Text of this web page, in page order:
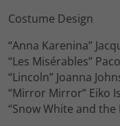
Costume Design
“Anna Karenina”
“Les Misérables”
“Lincoln” Joanna
“Mirror Mirror” Eiko
“Snow White and